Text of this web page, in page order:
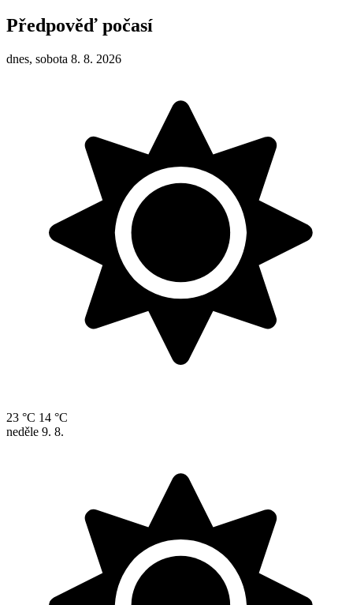
Předpověď počasí
dnes, sobota 8. 8. 2026
23 °C 14 °C
neděle 9. 8.